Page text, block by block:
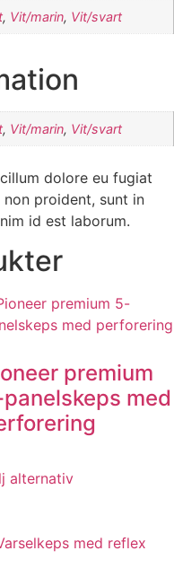
, Vit/marin, Vit/svart
, Vit/marin, Vit/svart
dolore eu fugiat
proident, sunt in
id est laborum.
premium
med
alternativhär
flera